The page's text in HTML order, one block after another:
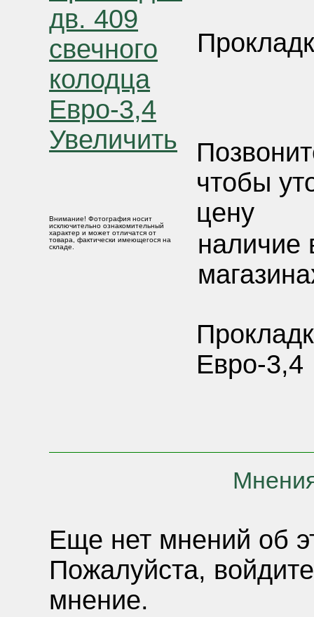
Увеличить
Внимание! Фотография носит
исключительно ознакомительный
характер и может отличатся от
товара, фактически имеющегося на
складе.
чтобы
цену
наличие
Евро-3,4
Еще нет мнений об
Пожалуйста,
мнение.